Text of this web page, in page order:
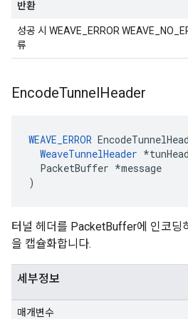
반환
성공 시 WEAVE_ERROR
류
EncodeTunnelHeader
WEAVE_ERROR
WeaveTunnelHeader
  PacketBuffer *message
)
터널 헤더를 PacketBuffer에 인코딩
을 캡슐화합니다.
세부정보
매개변수